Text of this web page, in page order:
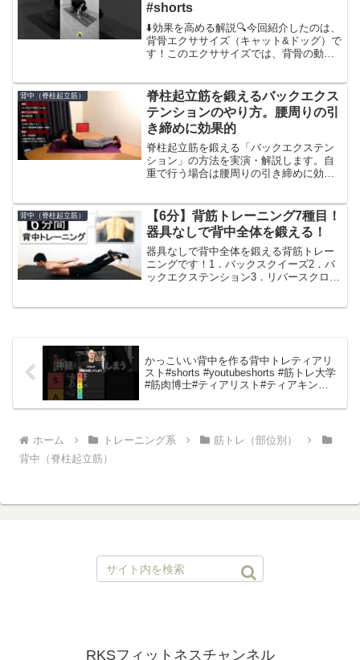
#shorts
⬇️効果を高める解説🔍今回紹介したのは、
背骨エクササイズ（キャット&ドッグ）で
す！このエクササイズでは、背骨の動き
動かすことで自律神経への良い働きかけ
も期待できます。詳...
背中（脊柱起立筋）
脊柱起立筋を鍛えるバックエクス
テンションのやり方。腰周りの引
き締めに効果的
脊柱起立筋を鍛える「バックエクステン
ション」の方法を実演・解説します。自
重で行う場合は腰周りの引き締めに効果
とよいでしょう。筋トレTV公式サイト ：
背中（脊柱起立筋）
【6分】背筋トレーニング7種目！
器具なしで背中全体を鍛える！
器具なしで背中全体を鍛える背筋トレー
ニングです！1．バックスクイーズ2．バ
ックエクステンション3．リバースクロス
かっこいい背中を作る背中トレティアリ
スト#shorts #youtubeshorts #筋トレ大学
#筋肉博士#ティアリスト#ティアキン
ホーム トレーニング系
筋トレ（部位別）
背中（脊柱起立筋）
RKSフィットネスチャンネル